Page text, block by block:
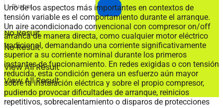
No Result
View All Result
No Result
View All Result
Uno de los aspectos más importantes en contextos de
tensión variable es el comportamiento durante el arranque.
Un aire acondicionado convencional con compresor on/off
arranca de manera directa, como cualquier motor eléctrico
tradicional, demandando una corriente significativamente
superior a su corriente nominal durante los primeros
instantes de funcionamiento. En redes exigidas o con tensión
reducida, esta condición genera un esfuerzo aún mayor
sobre la instalación eléctrica y sobre el propio compresor,
pudiendo provocar dificultades de arranque, reinicios
repetitivos, sobrecalentamiento o disparos de protecciones